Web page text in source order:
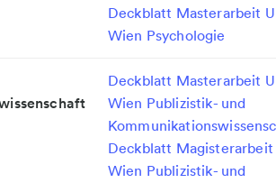
Deckblatt Masterarbeit
Wien Psychologie
Deckblatt Masterarbeit
Wien Publizistik- und
Deckblatt Magisterarbeit
Wien Publizistik- und